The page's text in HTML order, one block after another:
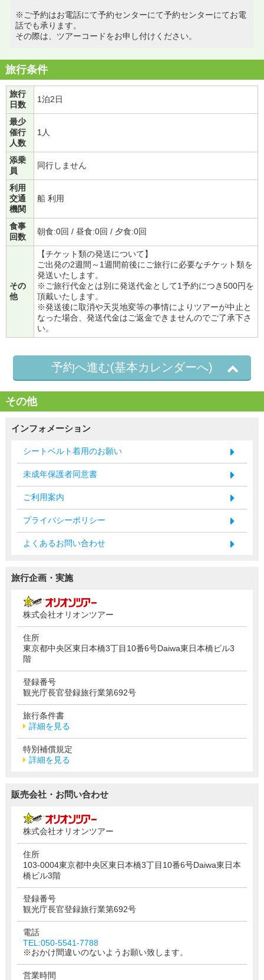
※ご予約はお電話にて予約センターにて予約センターにてお電
話でも承ります。
その際は、ツアーコードをお申し付けください。
旅行条件
旅行
日数
1泊2日
最少
催行
人数
1人
添乗
員
同行しません
利用
交通
機関
船 利用
食事
回数
朝食:0回 / 昼食:0回 / 夕食:0回
その
他
【チケット類の発送について】
ご出発の2週間～1週間前後にご旅行に必要なチケット類を
発送いたします。
※ご旅行代金とは別に発送代金として1予約につき500円を
頂戴いたします。
※発送後に取消や天災地変等の事情によりツアーが中止と
なった場合、発送代金はご返金できませんのでご了承下さ
い。
予約へ進む(基本カレンダーへ)
その他
インフォメーション
シートベルト着用のお願い
未成年保護者同意書
ご利用案内
プライバシーポリシー
よくあるお問い合わせ
旅行企画・実施
株式会社オリオンツアー
住所
東京都中央区東日本橋3丁目10番6号Daiwa東日本橋ビル3
階
登録番号
観光庁長官登録旅行業第692号
旅行条件書
詳細を見る
特別補償規定
詳細を見る
販売会社・お問い合わせ
株式会社オリオンツアー
住所
103-0004東京都中央区東日本橋3丁目10番6号Daiwa東日本
橋ビル3階
登録番号
観光庁長官登録旅行業第692号
電話
TEL:050-5541-7788
※おかけ間違いのないようお願い致します。
営業時間